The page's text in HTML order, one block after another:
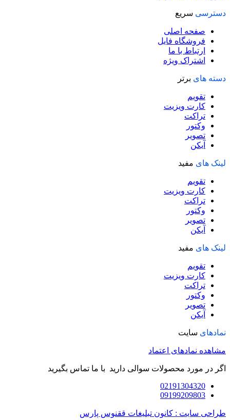
دسترسی سریع
صفحه اصلی
فروشگاه فایل
ارتباط با ما
اشتراک ویژه
دسته های برتر
تقویم
کارت ویزیت
تراکت
وکتور
تصویر
آیکن
لینک های مفید
تقویم
کارت ویزیت
تراکت
وکتور
تصویر
آیکن
لینک های مفید
تقویم
کارت ویزیت
تراکت
وکتور
تصویر
آیکن
نمادهای سایت
مشاهده نمادهای اعتماد
اگر در مورد محصولات سوالی دارید با ما تماس بگیرید
02191304320
09199209803
طراحی سایت : کانون تبلیغات ققنوس پارس